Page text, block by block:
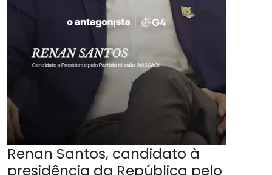
Renan Santos, candidato à
presidência da República pelo